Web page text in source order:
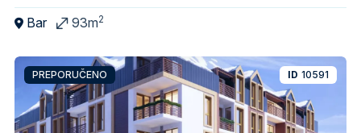
Bar 93m2
PREPORUČENO ID 10591